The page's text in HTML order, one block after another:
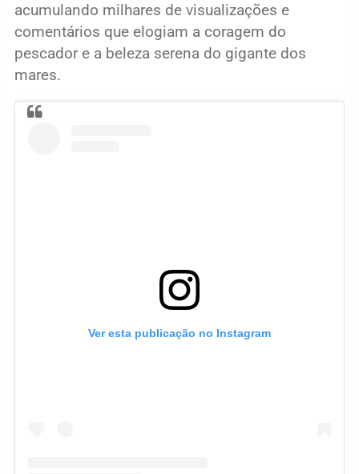
acumulando milhares de visualizações e
comentários que elogiam a coragem do
pescador e a beleza serena do gigante dos
mares.
Ver esta publicação no Instagram